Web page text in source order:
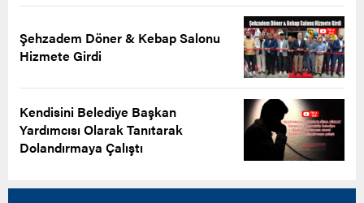
Şehzadem Döner & Kebap Salonu
Hizmete Girdi
Kendisini Belediye Başkan
Yardımcısı Olarak Tanıtarak
Dolandırmaya Çalıştı